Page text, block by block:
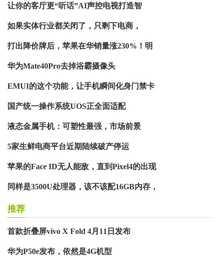
让你的客厅更“听话”AI声控电视打造智
如果实体行业都关闭了，只剩下电商，
打出降价牌后，苹果在华销量涨230%！明
华为Mate40Pro去掉浴霸摄像头
EMUI的这个功能，让手机瞬间化身门禁卡
国产统一操作系统UOS正全面适配
液态金属手机：可塑性最强，市场前景
5家生鲜电商平台近期陆续破产停运
苹果的Face ID无人能敌，直到Pixel4的出现
同样是3500U处理器，该不该配16GB内存，
推荐
首款折叠屏vivo X Fold 4月11日发布
华为P50e发布，依然是4G机型